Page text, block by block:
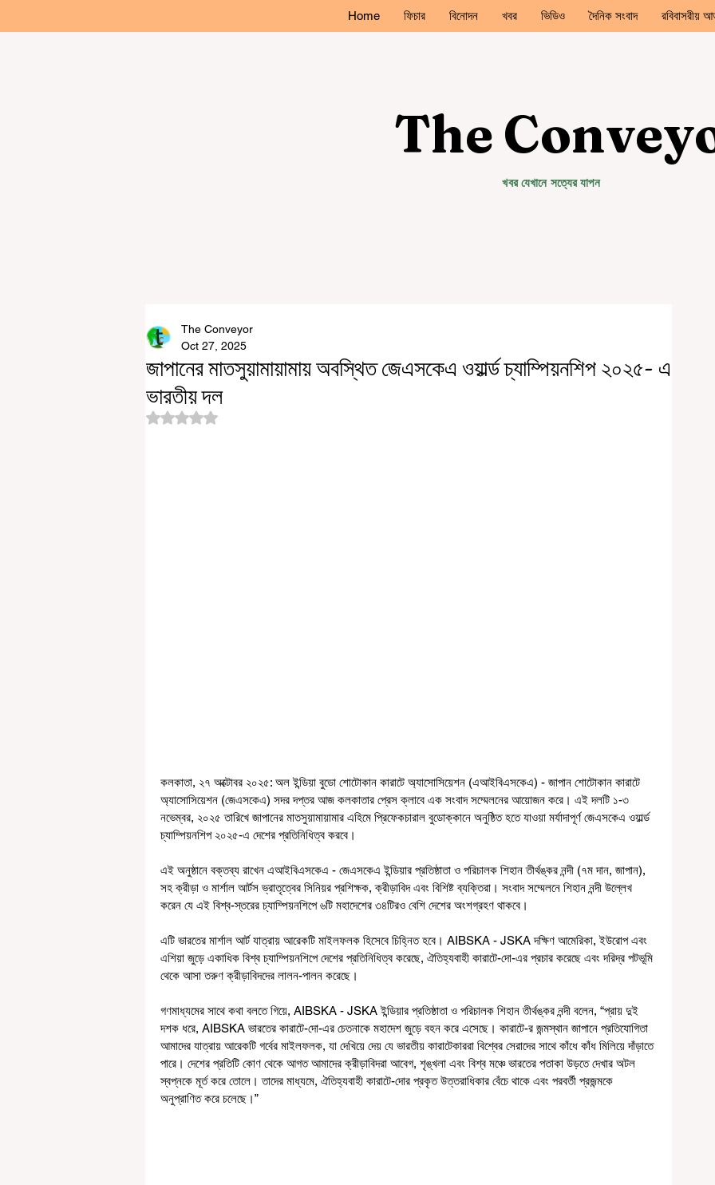
Home ফিচার বিনোদন খবর ভিডিও দৈনিক সংবাদ রবিবাসরীয়
The
খবর যেখানে সত্যের যাপন
জাপানের মাতসুয়ামায়ামায় অবস্থিত জেএসকেএ ওয়ার্ল্ড চ্যাম্পিয়নশিপ ২০২৫- এ
ভারতীয় দল
The Conveyor
Oct 27, 2025
Rated NaN out of 5 stars.
কলকাতা, ২৭ অক্টোবর ২০২৫: অল ইন্ডিয়া বুডো শোটোকান কারাটে অ্যাসোসিয়েশন (এআইবিএসকেএ) - জাপান শোটোকান কারাটে
অ্যাসোসিয়েশন (জেএসকেএ) সদর দপ্তর আজ কলকাতার প্রেস ক্লাবে এক সংবাদ সম্মেলনের আয়োজন করে। এই দলটি ১-৩
নভেম্বর, ২০২৫ তারিখে জাপানের মাতসুয়ামায়ামার এহিমে প্রিফেকচারাল বুডোক্কানে অনুষ্ঠিত হতে যাওয়া মর্যাদাপূর্ণ জেএসকেএ ওয়ার্ল্ড
চ্যাম্পিয়নশিপ ২০২৫-এ দেশের প্রতিনিধিত্ব করবে।
এই অনুষ্ঠানে বক্তব্য রাখেন এআইবিএসকেএ - জেএসকেএ ইন্ডিয়ার প্রতিষ্ঠাতা ও পরিচালক শিহান তীর্থঙ্কর নন্দী (৭ম দান, জাপান),
সহ ক্রীড়া ও মার্শাল আর্টস ভ্রাতৃত্বের সিনিয়র প্রশিক্ষক, ক্রীড়াবিদ এবং বিশিষ্ট ব্যক্তিরা। সংবাদ সম্মেলনে শিহান নন্দী উল্লেখ
করেন যে এই বিশ্ব-স্তরের চ্যাম্পিয়নশিপে ৬টি মহাদেশের ৩৪টিরও বেশি দেশের অংশগ্রহণ থাকবে।
এটি ভারতের মার্শাল আর্ট যাত্রায় আরেকটি মাইলফলক হিসেবে চিহ্নিত হবে। AIBSKA - JSKA দক্ষিণ আমেরিকা, ইউরোপ এবং
এশিয়া জুড়ে একাধিক বিশ্ব চ্যাম্পিয়নশিপে দেশের প্রতিনিধিত্ব করেছে, ঐতিহ্যবাহী কারাটে-দো-এর প্রচার করেছে এবং দরিদ্র পটভূমি
থেকে আসা তরুণ ক্রীড়াবিদদের লালন-পালন করেছে।
গণমাধ্যমের সাথে কথা বলতে গিয়ে, AIBSKA - JSKA ইন্ডিয়ার প্রতিষ্ঠাতা ও পরিচালক শিহান তীর্থঙ্কর নন্দী বলেন, “প্রায় দুই
দশক ধরে, AIBSKA ভারতের কারাটে-দো-এর চেতনাকে মহাদেশ জুড়ে বহন করে এসেছে। কারাটে-র জন্মস্থান জাপানে প্রতিযোগিতা
আমাদের যাত্রায় আরেকটি গর্বের মাইলফলক, যা দেখিয়ে দেয় যে ভারতীয় কারাটেকাররা বিশ্বের সেরাদের সাথে কাঁধে কাঁধ মিলিয়ে দাঁড়াতে
পারে। দেশের প্রতিটি কোণ থেকে আগত আমাদের ক্রীড়াবিদরা আবেগ, শৃঙ্খলা এবং বিশ্ব মঞ্চে ভারতের পতাকা উড়তে দেখার অটল
স্বপ্নকে মূর্ত করে তোলে। তাদের মাধ্যমে, ঐতিহ্যবাহী কারাটে-দোর প্রকৃত উত্তরাধিকার বেঁচে থাকে এবং পরবর্তী প্রজন্মকে
অনুপ্রাণিত করে চলেছে।”